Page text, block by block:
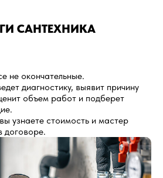
САНТЕХНИКА
не окончательные.
диагностику, выявит причину
объем работ и подберет
узнаете стоимость и мастер
договоре.